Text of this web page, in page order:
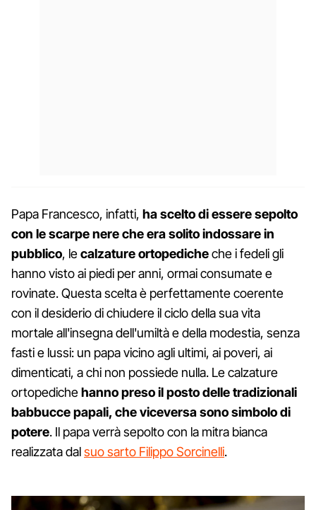
Papa Francesco, infatti, ha scelto di essere sepolto
con le scarpe nere che era solito indossare in
pubblico, lecalzature ortopedicheche i fedeli gli
hanno visto ai piedi per anni, ormai consumate e
rovinate. Questa scelta è perfettamente coerente
con il desiderio di chiudere il ciclo della sua vita
mortale all'insegna dell'umiltà e della modestia, senza
fasti e lussi: un papa vicino agli ultimi, ai poveri, ai
dimenticati, a chi non possiede nulla. Le calzature
ortopedichehanno preso il posto delle tradizionali
babbucce papali, che viceversa sono simbolo di
potere. Il papa verrà sepolto con la mitra bianca
realizzata dalsuo sarto Filippo Sorcinelli.